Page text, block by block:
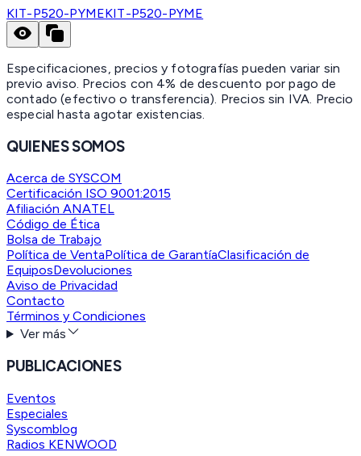
KIT-P520-PYMEKIT-P520-PYME
Especificaciones, precios y fotografías pueden variar sin
previo aviso. Precios con 4% de descuento por pago de
contado (efectivo o transferencia). Precios sin IVA. Precio
especial hasta agotar existencias.
QUIENES SOMOS
Acerca de SYSCOM
Certificación ISO 9001:2015
Afiliación ANATEL
Código de Ética
Bolsa de Trabajo
Política de VentaPolítica de GarantíaClasificación de
EquiposDevoluciones
Aviso de Privacidad
Contacto
Términos y Condiciones
Ver más
PUBLICACIONES
Eventos
Especiales
Syscomblog
Radios KENWOOD